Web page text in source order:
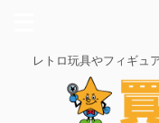
レトロ玩具やフィギュ